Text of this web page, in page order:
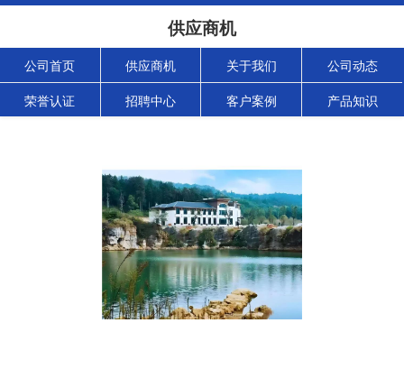
供应商机
公司首页 供应商机 关于我们 公司动态
荣誉认证 招聘中心 客户案例 产品知识